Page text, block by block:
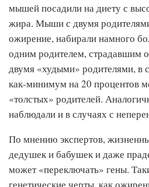
мышей посадили на диету с
жира. Мыши с двумя
ожирение, набирали намного
одним родителем,
двумя «худыми» родителями, в
как-минимум на 20 процентов
«толстых» родителей.
наблюдали и в случаях с
По мнению экспертов,
дедушек и бабушек и даже
может «переключать» гены.